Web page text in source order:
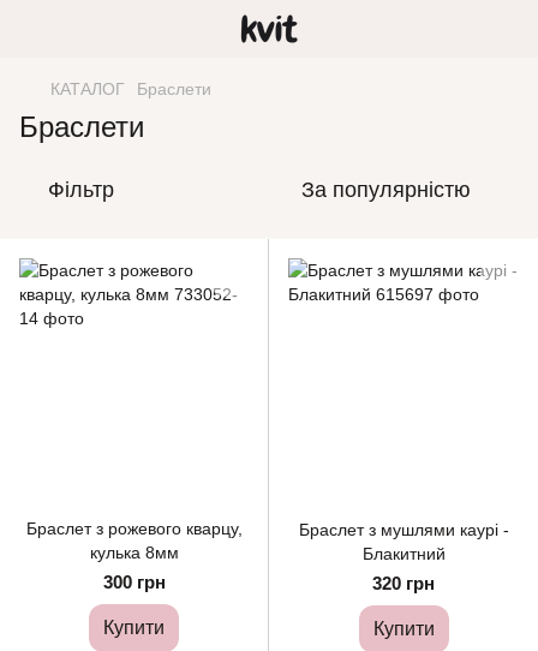
КАТАЛОГ Браслети
Браслети
Фільтр За популярністю
Браслет з рожевого кварцу,
кулька 8мм
300 грн
Купити
Браслет з мушлями каурі -
Блакитний
320 грн
Купити